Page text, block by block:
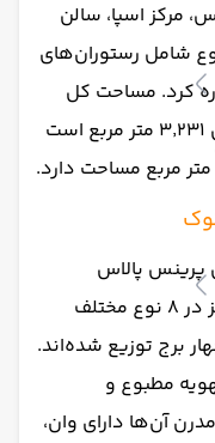
مرکز اسپا، سالن
غذایی متنوع شامل رستوران‌های
کرد. مساحت کل
فضاهای رویداد و کنفرانس این هتل ۳٬۲۳۱ متر مربع است
پرینس پالاس
بانکوک دارای ۷۴۴ اتاق شیک و مجهز در ۸ نوع مختلف
از طبقه ۱۱ تا ۳۲ در چهار برج توزیع شده‌اند.
مطبوع و
آن‌ها دارای وان،